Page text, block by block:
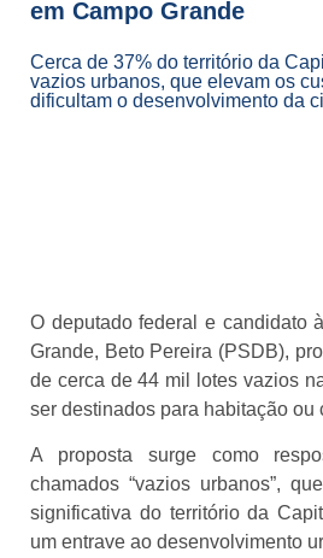
em Campo Grande
Cerca de 37% do território da
vazios urbanos, que elevam os
dificultam o desenvolvimento da
O deputado federal e candidato
Grande, Beto Pereira (PSDB),
de cerca de 44 mil lotes vazios
ser destinados para habitação ou
A proposta surge como
chamados “vazios urbanos”,
significativa do território da
um entrave ao desenvolvimento